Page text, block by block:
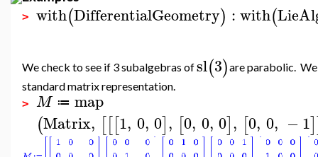
> with(DifferentialGeometry) :with(
We check to see if 3 subalgebras ofsl(3)are parabolic.
standard matrix representation.
> M ≔ map
(Matrix, [[[1, 0, 0], [0, 0, 0], [0, 0, −1]